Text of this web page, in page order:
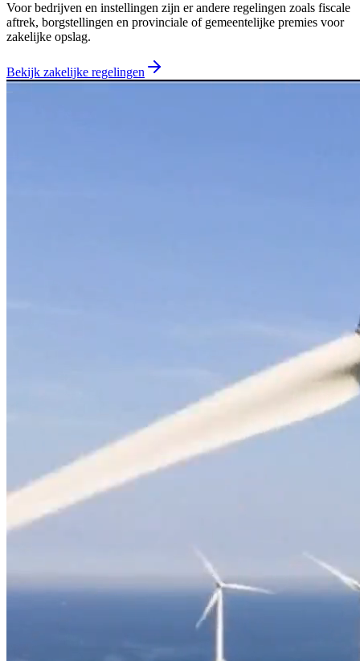
Voor bedrijven en instellingen zijn er andere regelingen zoals fiscale
aftrek, borgstellingen en provinciale of gemeentelijke premies voor
zakelijke opslag.
Bekijk zakelijke regelingen